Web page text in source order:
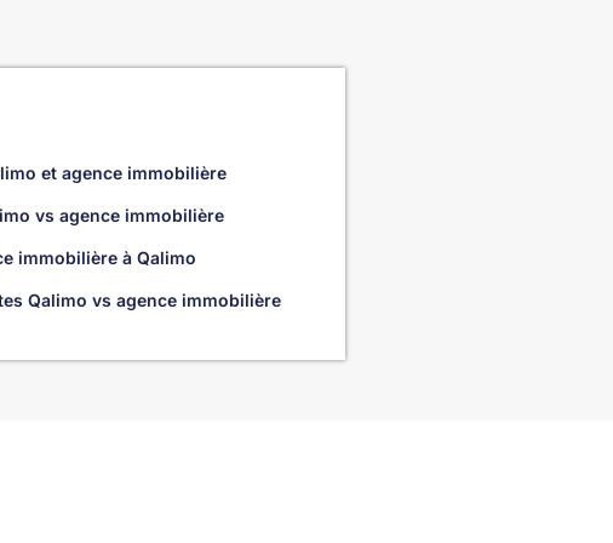
et agence immobilière
vs agence immobilière
immobilière à Qalimo
Qalimo vs agence immobilière